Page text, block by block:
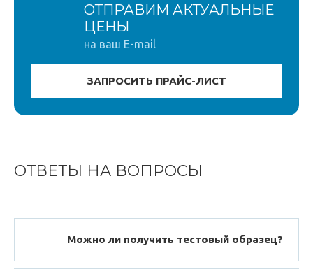
ОТПРАВИМ АКТУАЛЬНЫЕ
ЦЕНЫ
на ваш E-mail
ОТВЕТЫ НА ВОПРОСЫ
Можно ли получить тестовый образец?